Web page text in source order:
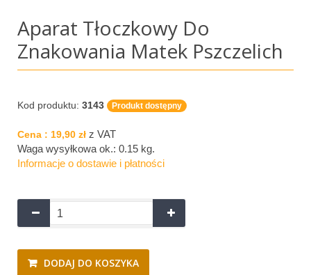
Aparat Tłoczkowy Do
Znakowania Matek Pszczelich
Kod produktu: 3143 Produkt dostępny
Cena : 19,90 zł z VAT
Waga wysyłkowa ok.: 0.15 kg.
Informacje o dostawie i płatności
DODAJ DO KOSZYKA